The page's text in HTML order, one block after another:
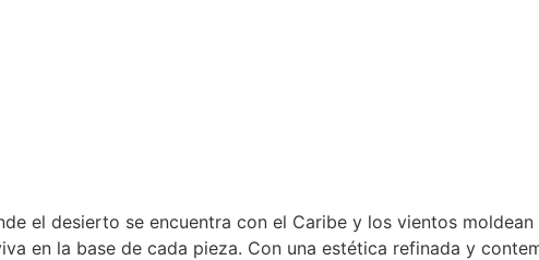
el desierto se encuentra con el Caribe y los vientos
en la base de cada pieza. Con una estética refinada y